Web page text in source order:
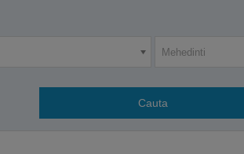
Mehedinti